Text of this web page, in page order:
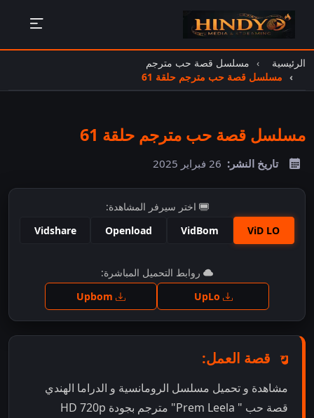
الرئيسية
مسلسل قصة حب مترجم
مسلسل قصة حب مترجم حلقة 61
مسلسل قصة حب مترجم حلقة 61
تاريخ النشر: 26 فبراير 2025
اختر سيرفر المشاهدة:
ViD LO
VidBom
Openload
Vidshare
اضغط للمشاهدة
روابط التحميل المباشرة:
قصة العمل:
مشاهدة و تحميل مسلسل الرومانسية و الدراما الهندي
قصة حب " Prem Leela" مترجم بجودة HD 720p